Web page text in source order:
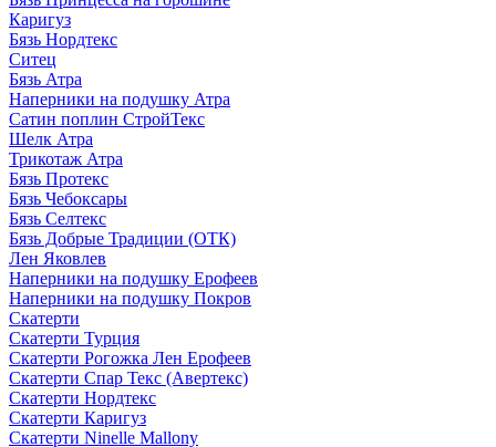
Каригуз
Бязь Нордтекс
Ситец
Бязь Атра
Наперники на подушку Атра
Сатин поплин СтройТекс
Шелк Атра
Трикотаж Атра
Бязь Протекс
Бязь Чебоксары
Бязь Селтекс
Бязь Добрые Традиции (ОТК)
Лен Яковлев
Наперники на подушку Ерофеев
Наперники на подушку Покров
Скатерти
Скатерти Турция
Скатерти Рогожка Лен Ерофеев
Скатерти Спар Текс (Авертекс)
Скатерти Нордтекс
Скатерти Каригуз
Скатерти Ninelle Mallony